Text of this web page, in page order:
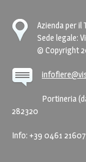
Azienda per il
Sede legale:
© Copyright
Portineria
282320
Info: +39 0461